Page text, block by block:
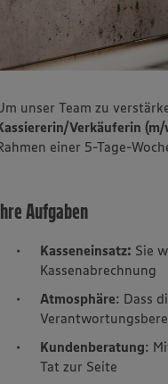
unser Team zu
Verkäuferin
einer 5-Tage-
Aufgaben
Kasseneinsatz: Sie
Kassenabrechnung
Atmosphäre: Dass
Kundenberatung:
Tat zur Seite